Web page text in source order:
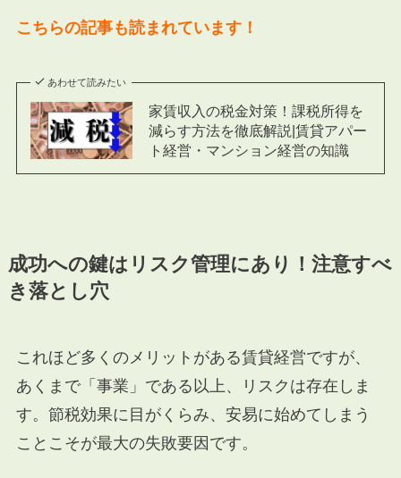
こちらの記事も読まれています！
あわせて読みたい
家賃収入の税金対策！課税所得を
減らす方法を徹底解説|賃貸アパー
ト経営・マンション経営の知識
成功への鍵はリスク管理にあり！注意すべ
き落とし穴
これほど多くのメリットがある賃貸経営ですが、
あくまで「事業」である以上、リスクは存在しま
す。節税効果に目がくらみ、安易に始めてしまう
ことこそが最大の失敗要因です。